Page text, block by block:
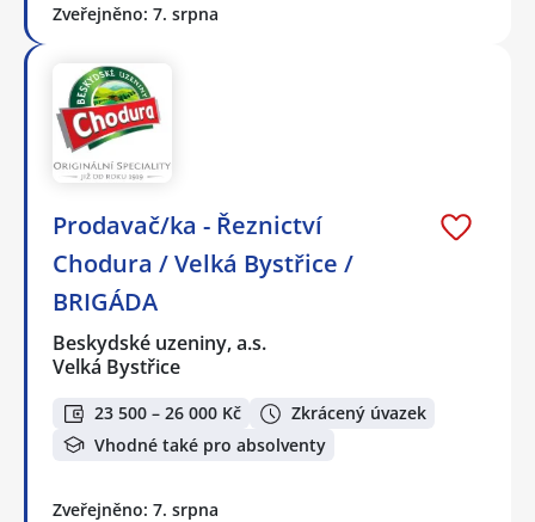
Zveřejněno: 7. srpna
Prodavač/ka - Řeznictví
Chodura / Velká Bystřice /
BRIGÁDA
Beskydské uzeniny, a.s.
Velká Bystřice
23 500 – 26 000 Kč
Zkrácený úvazek
Vhodné také pro absolventy
Zveřejněno: 7. srpna